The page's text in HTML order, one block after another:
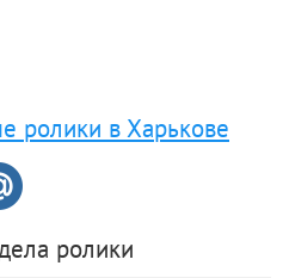
ролики в Харькове
ролики